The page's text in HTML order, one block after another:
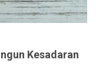
Kesadaran